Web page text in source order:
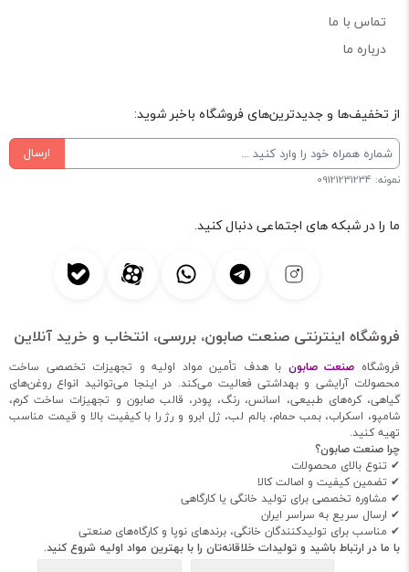
تماس با ما
درباره ما
از تخفیف‌ها و جدیدترین‌های فروشگاه باخبر شوید:
ارسال
نمونه: 09121231234
ما را در شبکه های اجتماعی دنبال کنید.
فروشگاه اینترنتی صنعت صابون، بررسی، انتخاب و خرید آنلاین
فروشگاه صنعت صابون با هدف تأمین مواد اولیه و تجهیزات تخصصی ساخت
محصولات آرایشی و بهداشتی فعالیت می‌کند. در اینجا می‌توانید انواع روغن‌های
گیاهی، کره‌های طبیعی، اسانس، رنگ، پودر، قالب صابون و تجهیزات ساخت کرم،
شامپو، اسکراب، بمب حمام، بالم لب، ژل ابرو و رژ را با کیفیت بالا و قیمت مناسب
تهیه کنید.
چرا صنعت صابون؟
✔ تنوع بالای محصولات
✔ تضمین کیفیت و اصالت کالا
✔ مشاوره تخصصی برای تولید خانگی یا کارگاهی
✔ ارسال سریع به سراسر ایران
✔ مناسب برای تولیدکنندگان خانگی، برندهای نوپا و کارگاه‌های صنعتی
با ما در ارتباط باشید و تولیدات خلاقانه‌تان را با بهترین مواد اولیه شروع کنید.